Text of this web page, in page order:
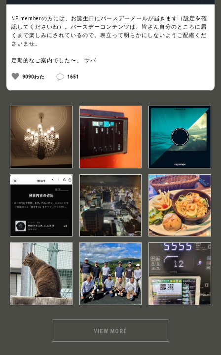
NF memberの方には、お誕生日にバースデーメールが届きます（設定を確
認してくださいね）。バースデーコンテンツは、皆さん自分のところに届
くまで楽しみにされているので、表立って明らかにしないようご配慮くだ
さいませ。
定期的なご案内でした〜。 サバ
9090わた 1651
VIEW MORE